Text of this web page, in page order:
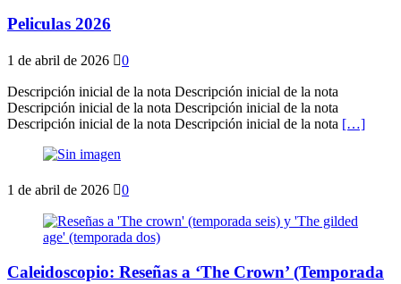
Peliculas 2026
1 de abril de 2026 0
Descripción inicial de la nota Descripción inicial de la nota
Descripción inicial de la nota Descripción inicial de la nota
Descripción inicial de la nota Descripción inicial de la nota […]
1 de abril de 2026 0
Caleidoscopio: Reseñas a ‘The Crown’ (Temporada